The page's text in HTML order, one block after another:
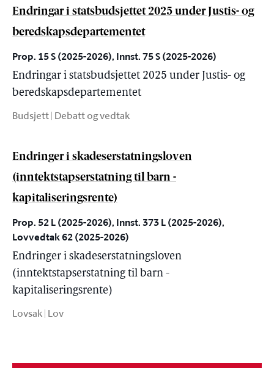
Endringar i statsbudsjettet 2025 under Justis- og
beredskapsdepartementet
Prop. 15 S (2025-2026), Innst. 75 S (2025-2026)
Endringar i statsbudsjettet 2025 under Justis- og
beredskapsdepartementet
Budsjett | Debatt og vedtak
Endringer i skadeserstatningsloven
(inntektstapserstatning til barn -
kapitaliseringsrente)
Prop. 52 L (2025-2026), Innst. 373 L (2025-2026),
Lovvedtak 62 (2025-2026)
Endringer i skadeserstatningsloven
(inntektstapserstatning til barn -
kapitaliseringsrente)
Lovsak | Lov